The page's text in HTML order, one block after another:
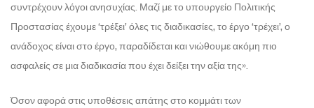
συντρέχουν λόγοι ανησυχίας. Μαζί με το υπουργείο Πολιτικής
Προστασίας έχουμε ‘τρέξει’ όλες τις διαδικασίες, το έργο ‘τρέχει’, ο
ανάδοχος είναι στο έργο, παραδίδεται και νιώθουμε ακόμη πιο
ασφαλείς σε μια διαδικασία που έχει δείξει την αξία της».
Όσον αφορά στις υποθέσεις απάτης στο κομμάτι των